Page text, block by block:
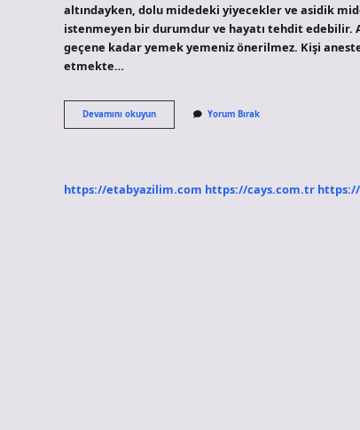
altındayken, dolu midedeki yiyecekler ve asidik
istenmeyen bir durumdur ve hayatı tehdit edebilir.
geçene kadar yemek yemeniz önerilmez. Kişi
etmekte…
Devamını okuyunLokal
Anestezi
Yorum Bırak
https://etabyazilim.com https://cays.com.tr